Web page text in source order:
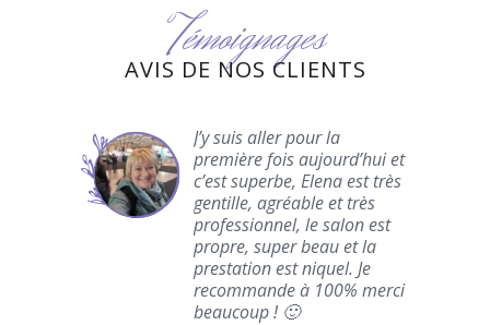
Témoignages
AVIS DE NOS CLIENTS
J’y suis aller pour la
première fois aujourd’hui et
c’est superbe, Elena est très
gentille, agréable et très
professionnel, le salon est
propre, super beau et la
prestation est niquel. Je
recommande à 100% merci
beaucoup ! 🙂